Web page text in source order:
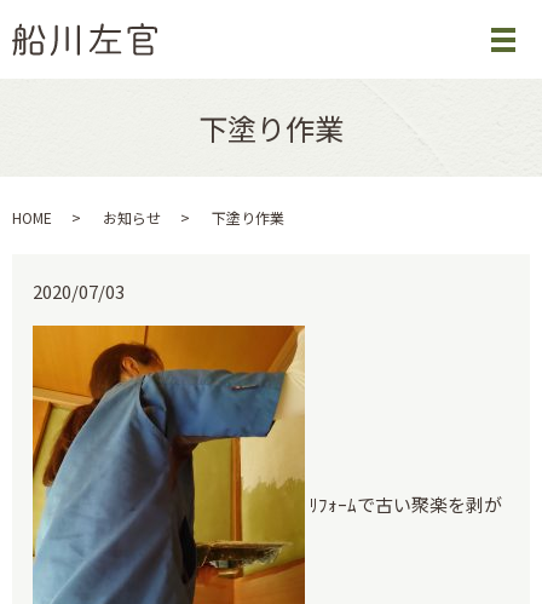
下塗り作業
HOME お知らせ 下塗り作業
2020/07/03
ﾘﾌｫｰﾑで古い聚楽を剥が